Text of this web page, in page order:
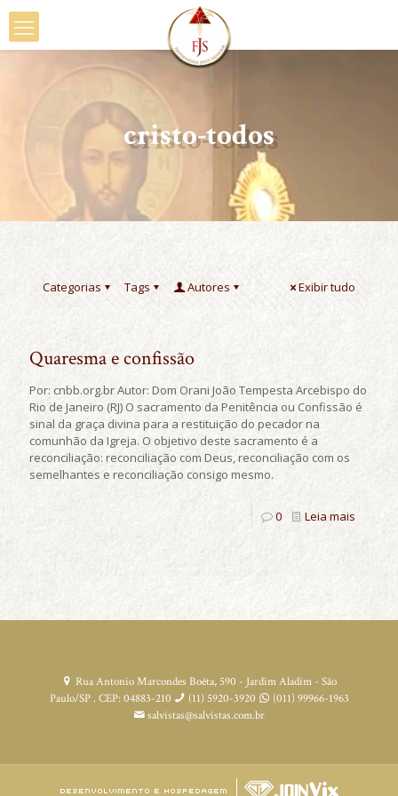
cristo-todos
Categorias Tags Autores Exibir tudo
Quaresma e confissão
Por: cnbb.org.br Autor: Dom Orani João Tempesta Arcebispo do
Rio de Janeiro (RJ) O sacramento da Penitência ou Confissão é
sinal da graça divina para a restituição do pecador na
comunhão da Igreja. O objetivo deste sacramento é a
reconciliação: reconciliação com Deus, reconciliação com os
semelhantes e reconciliação consigo mesmo.
0 Leia mais
Rua Antonio Marcondes Boêta, 590 - Jardim Aladim - São
Paulo/SP . CEP: 04883-210
(11) 5920-3920
(011) 99966-1963
salvistas@salvistas.com.br